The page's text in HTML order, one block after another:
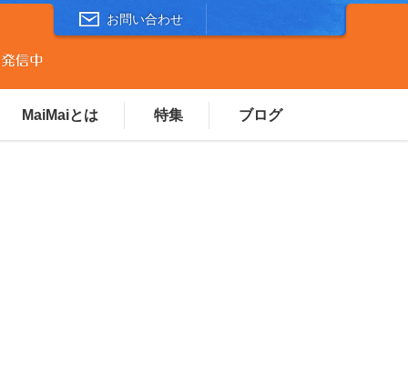
お問い合わせ
MaiMaiとは 特集 ブログ